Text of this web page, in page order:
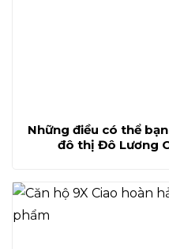
Những điều có thể
đô thị Đô Lương